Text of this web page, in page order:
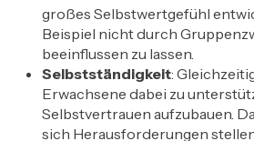
großes Selbstwertgefühl
Beispiel nicht durch
beeinflussen zu lassen.
Selbstständigkeit:
Erwachsene dabei zu
Selbstvertrauen aufzubauen.
sich Herausforderungen